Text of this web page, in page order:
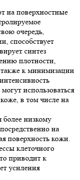
на поверхностные
очередь,
способствует
синтез
плотности,
к минимизации
использоваться
в том числе на
более низкому
на
поверхность кожи.
клеточного
приводит к
усиления